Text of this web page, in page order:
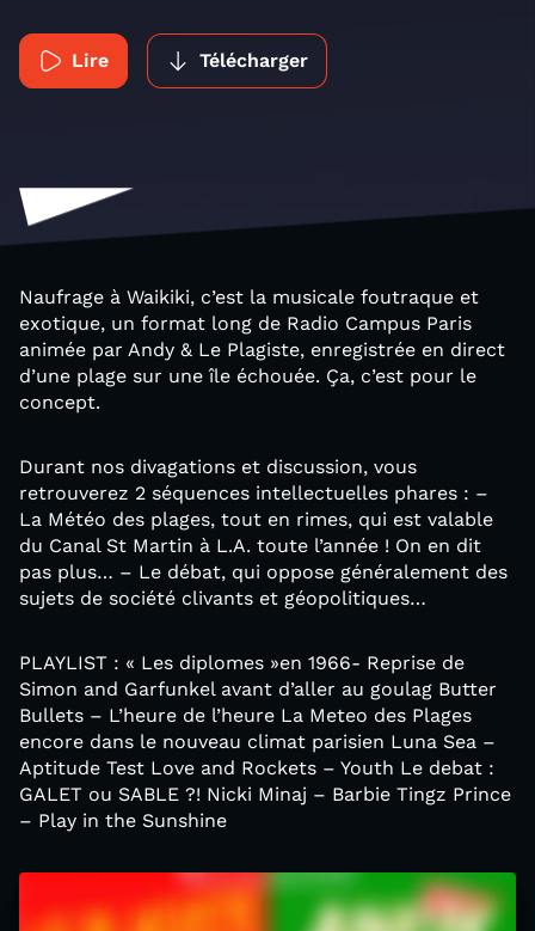
Lire Télécharger
Naufrage à Waikiki, c’est la musicale foutraque et
exotique, un format long de Radio Campus Paris
animée par Andy & Le Plagiste, enregistrée en direct
d’une plage sur une île échouée. Ça, c’est pour le
concept.
Durant nos divagations et discussion, vous
retrouverez 2 séquences intellectuelles phares : –
La Météo des plages, tout en rimes, qui est valable
du Canal St Martin à L.A. toute l’année ! On en dit
pas plus… – Le débat, qui oppose généralement des
sujets de société clivants et géopolitiques…
PLAYLIST : « Les diplomes »en 1966- Reprise de
Simon and Garfunkel avant d’aller au goulag Butter
Bullets – L’heure de l’heure La Meteo des Plages
encore dans le nouveau climat parisien Luna Sea –
Aptitude Test Love and Rockets – Youth Le debat :
GALET ou SABLE ?! Nicki Minaj – Barbie Tingz Prince
– Play in the Sunshine